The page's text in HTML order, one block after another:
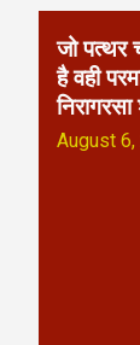
n
a
जो पत्थर
है वही
August